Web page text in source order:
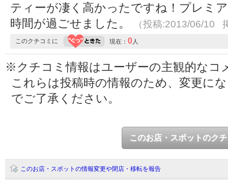
ティーが凄く高かったですね！プレミ
時間が過ごせました。
（投稿:2013/06/10
このクチコミに 現在： 0 人
※クチコミ情報はユーザーの主観的なコ
これらは投稿時の情報のため、変更に
でご了承ください。
このお店・スポットのク
このお店・スポットの情報変更や閉店・移転を報告